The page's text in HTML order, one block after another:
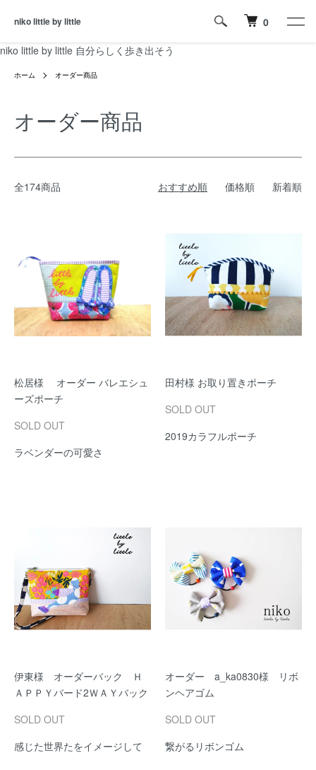
niko little by little 自分らしく歩き出そう
niko little by little 0
ホーム オーダー商品
オーダー商品
全174商品 おすすめ順 価格順 新着順
松居様 オーダー バレエシュ
ーズポーチ
SOLD OUT
ラベンダーの可愛さ
田村様 お取り置きポーチ
SOLD OUT
2019カラフルポーチ
伊東様 オーダーバック Ｈ
ＡＰＰＹバード2ＷＡＹバック
SOLD OUT
感じた世界たをイメージして
オーダー a_ka0830様 リボ
ンヘアゴム
SOLD OUT
繋がるリボンゴム